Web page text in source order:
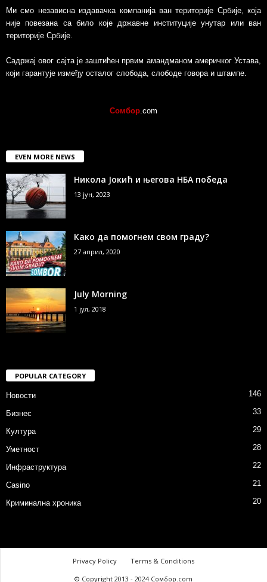
Ми смо независна издавачка компанија ван територије Србије, којa
није повезанa са било које државне институције унутар или ван
територије Србије.
Садржај овог сајта је заштићен првим амандманом америчког Устава,
који гарантује између осталог слобода, слободе говора и штампе.
Сомбор .com
EVEN MORE NEWS
Никола Јокић и његова НБА победа
13 јун, 2023
Како да помогнем свом граду?
27 април, 2020
July Morning
1 јул, 2018
POPULAR CATEGORY
Новости 146
Бизнес 33
Култура 29
Уметност 28
Инфраструктура 22
Casino 21
Криминална хроника 20
Privacy Policy
Terms & Conditions
© Copyright 2013 - 2024 Сомбор.com